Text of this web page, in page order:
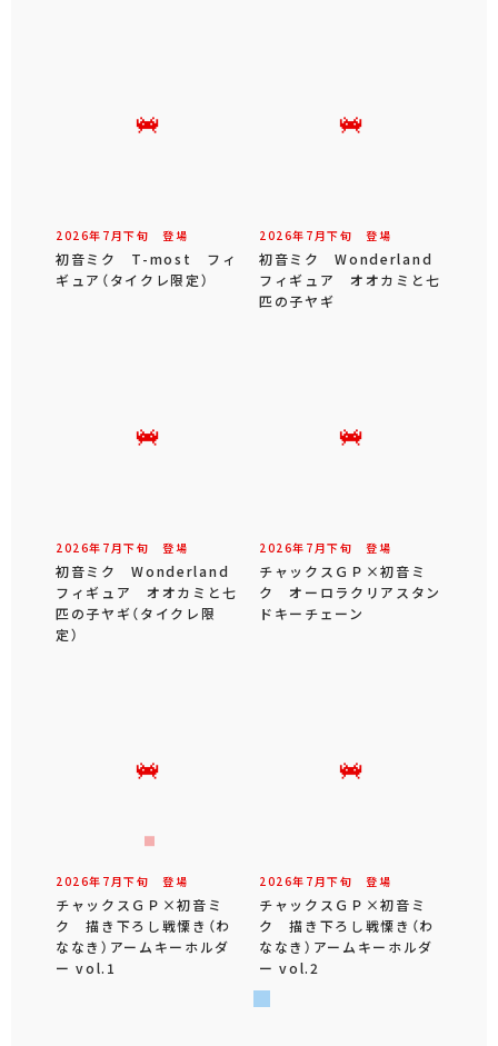
2026年 7 月下旬 登場
初音ミク T-most フィ
ギュア（タイクレ限定）
2026年 7 月下旬 登場
初音ミク Wonderland
フィギュア オオカミと七
匹の子ヤギ
2026年 7 月下旬 登場
初音ミク Wonderland
フィギュア オオカミと七
匹の子ヤギ（タイクレ限
定）
2026年 7 月下旬 登場
チャックスＧＰ×初音ミ
ク オーロラクリアスタン
ドキーチェーン
2026年 7 月下旬 登場
チャックスＧＰ×初音ミ
ク 描き下ろし戦慄き（わ
ななき）アームキーホルダ
ー vol.1
2026年 7 月下旬 登場
チャックスＧＰ×初音ミ
ク 描き下ろし戦慄き（わ
ななき）アームキーホルダ
ー vol.2